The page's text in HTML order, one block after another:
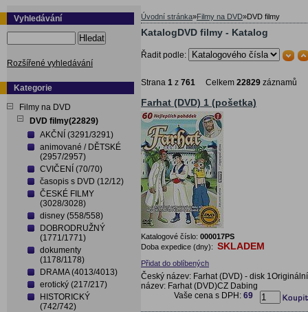
Vyhledávání
Hledat
Rozšířené vyhledávání
Kategorie
Filmy na DVD
DVD filmy(22829)
AKČNÍ (3291/3291)
animované / DĚTSKÉ
(2957/2957)
CVIČENÍ (70/70)
časopis s DVD (12/12)
ČESKÉ FILMY
(3028/3028)
disney (558/558)
DOBRODRUŽNÝ
(1771/1771)
dokumenty
(1178/1178)
DRAMA (4013/4013)
erotický (217/217)
HISTORICKÝ
(742/742)
Úvodní stránka»Filmy na DVD»DVD filmy
KatalogDVD filmy - Katalog
Řadit podle:
Strana 1 z 761 Celkem 22829 záznamů
Farhat (DVD) 1 (pošetka)
Katalogové číslo: 000017PS
Doba expedice (dny): SKLADEM
Přidat do oblíbených
Český název: Farhat (DVD) - disk 1Originální
název: Farhat (DVD)CZ Dabing
Vaše cena s DPH: 69